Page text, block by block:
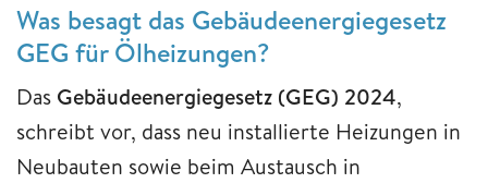
Was besagt das Gebäudeenergiegesetz
GEG für Ölheizungen?
Das Gebäudeenergiegesetz (GEG) 2024,
schreibt vor, dass neu installierte Heizungen in
Neubauten sowie beim Austausch in